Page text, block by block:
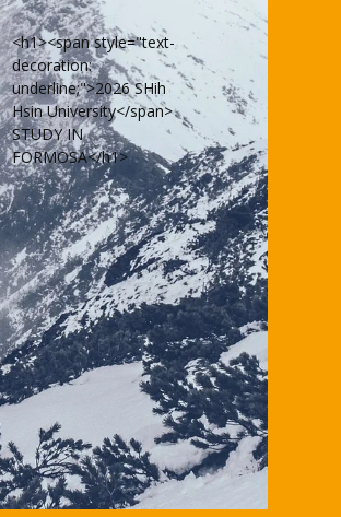
<h1><span style="text-
decoration:
underline;">2026 SHih
Hsin University</span>
STUDY IN
FORMOSA</h1>